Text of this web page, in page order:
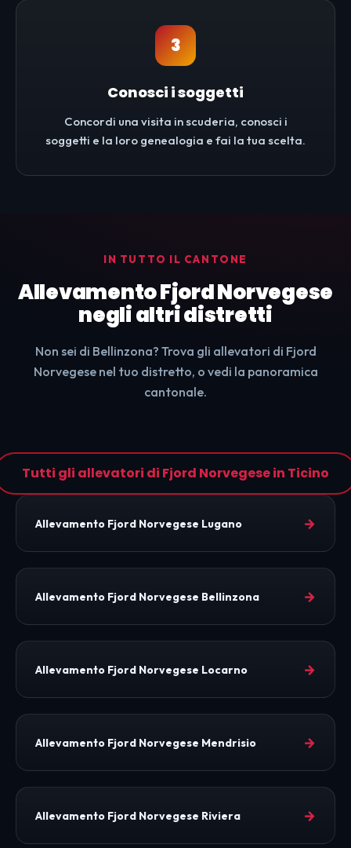
3
Conosci i soggetti
Concordi una visita in scuderia, conosci i
soggetti e la loro genealogia e fai la tua scelta.
IN TUTTO IL CANTONE
Allevamento Fjord Norvegese
negli altri distretti
Non sei di Bellinzona? Trova gli allevatori di Fjord
Norvegese nel tuo distretto, o vedi la panoramica
cantonale.
Tutti gli allevatori di Fjord Norvegese in Ticino
Allevamento Fjord Norvegese Lugano →
Allevamento Fjord Norvegese Bellinzona →
Allevamento Fjord Norvegese Locarno →
Allevamento Fjord Norvegese Mendrisio →
Allevamento Fjord Norvegese Riviera →